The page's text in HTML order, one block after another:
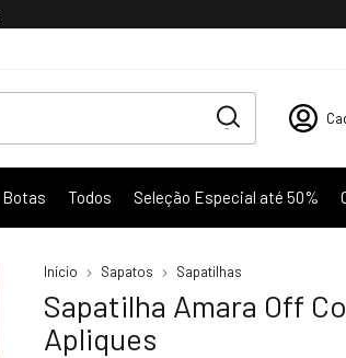
Botas Todos Seleção Especial até 50%
Início Sapatos Sapatilhas
Sapatilha Amara Off
Apliques